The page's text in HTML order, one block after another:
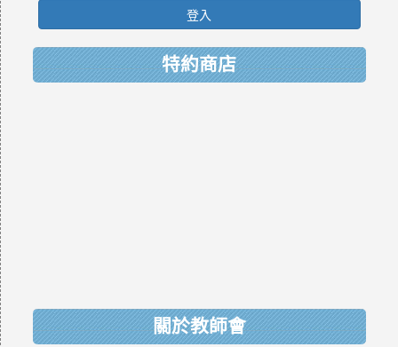
登入
特約商店
關於教師會